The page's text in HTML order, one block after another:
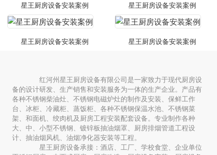
星王厨房设备安装案例 星王厨房设备安装案例
星王厨房设备安装案例 星王厨房设备安装案例
红河州星王厨房设备有限公司是一家致力于现代厨房设
备的设计研发、生产销售和安装服务为一体的生产企业。产品有
各种不锈钢柴油灶、不锈钢电磁炉灶的制作及安装、保鲜工作
台、冰柜、冷藏柜、蒸饭柜、各种不锈钢保温水池、不锈钢菜
架、和面机、绞肉机及厨房工程安装配套设备。专业制作各种
大、中、小型不锈钢、镀锌板抽油烟罩、厨房排烟管道工程设
计、抽油烟风机、油烟净化器安装等工程。
星王厨房设备承接：酒店、工厂、学校食堂、企业单位